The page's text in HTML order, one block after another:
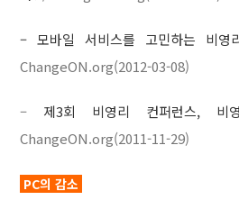
–모바일 서비스를 고민하는 비
ChangeON.org(2012-03-08)
– 제3회 비영리 컨퍼런스, 비
ChangeON.org(2011-11-29)
PC의 감소